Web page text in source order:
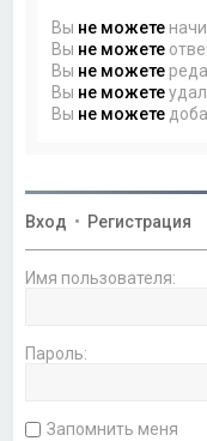
Вы не можете
Вы не можете
Вы не можете
Вы не можете
Вы не можете
Вход • Регистрация
Имя пользователя:
Пароль:
Запомнить меня